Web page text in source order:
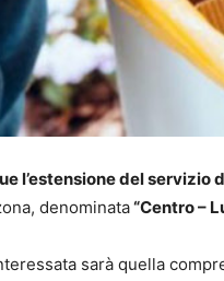
l’estensione del
denominata“Centro –
sarà quella